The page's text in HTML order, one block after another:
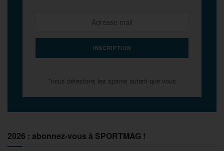
*nous détestons les spams autant que vous
2026 : abonnez-vous à SPORTMAG !